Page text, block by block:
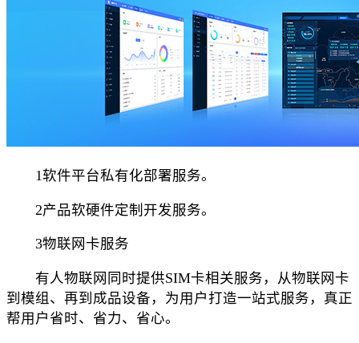
1软件平台私有化部署服务。
2产品软硬件定制开发服务。
3物联网卡服务
有人物联网同时提供SIM卡相关服务，从物联网卡
到模组、再到成品设备，为用户打造一站式服务，真正
帮用户省时、省力、省心。